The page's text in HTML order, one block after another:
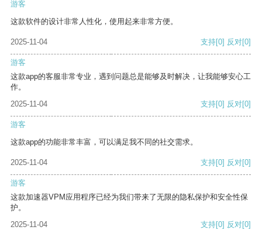
游客
这款软件的设计非常人性化，使用起来非常方便。
2025-11-04 支持[0] 反对[0]
游客
这款app的客服非常专业，遇到问题总是能够及时解决，让我能够安心工
作。
2025-11-04
支持[0] 反对[0]
游客
这款app的功能非常丰富，可以满足我不同的社交需求。
2025-11-04 支持[0] 反对[0]
游客
这款加速器VPM应用程序已经为我们带来了无限的隐私保护和安全性保
护。
2025-11-04
支持[0] 反对[0]